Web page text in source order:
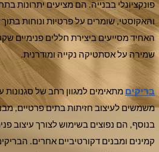
פונקציונלי בבנייה. הם מציעים יתרונות
והאקוסטי, שומרים על פרטיות ונוחות
האחיד מסייעים ביצירת חללים פנימיים
שמירה על אסתטיקה נקייה ומודרנית.
בריקים מתאימים למגוון רחב של סגנונות
משמשים לעיצוב חזיתות בתים פרטיים,
בנוסף, הם נפוצים בשימוש לצורך עיצוב
קמינים ומבנים דקורטיביים אחרים.